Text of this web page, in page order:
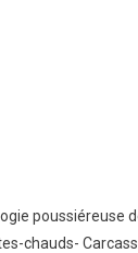
poussiéreuse
chauds-